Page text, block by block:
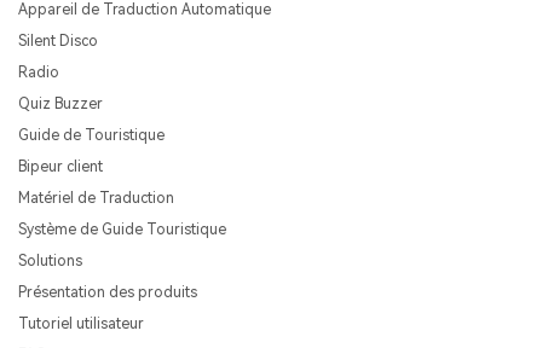
Appareil de Traduction Automatique
Silent Disco
Radio
Quiz Buzzer
Guide de Touristique
Bipeur client
Matériel de Traduction
Système de Guide Touristique
Solutions
Présentation des produits
Tutoriel utilisateur